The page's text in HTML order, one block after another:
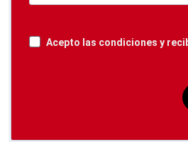
Acepto las condiciones y